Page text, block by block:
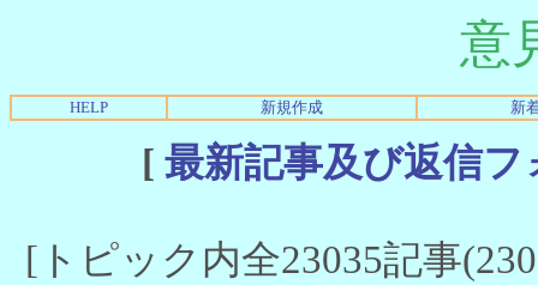
意
HELP 新規作成 新
[ 最新記事及び返信
[トピック内全23035記事